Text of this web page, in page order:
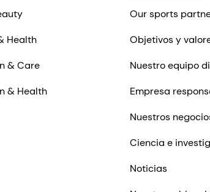
Health
& Care
& Health
Our sports
Objetivos y
Nuestro equipo
Empresa
Nuestros
Ciencia e
Noticias